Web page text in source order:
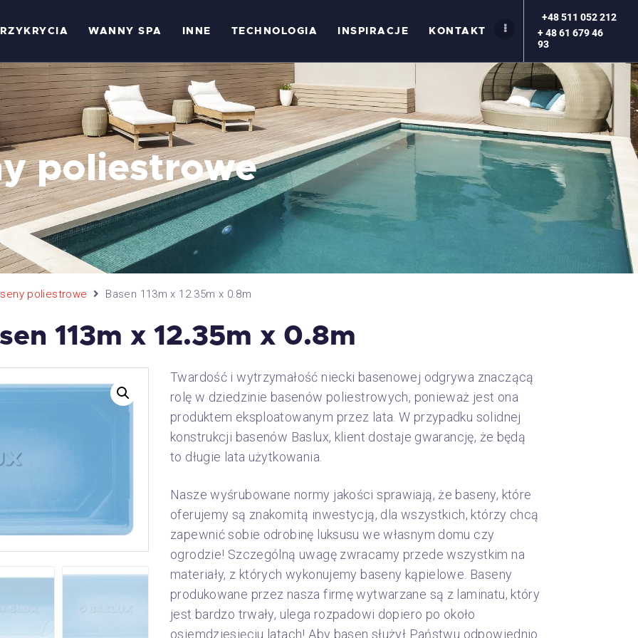
WANNY SPA INNE TECHNOLOGIA INSPIRACJE KONTAKT
+48 511 052 212
+ 48 61 679 46
93
SPA
poliestrowe
poliestrowe Basen 113m x 12.35m x 0.8m
113m x 12.35m x 0.8m
Twardość i wytrzymałość niecki basenowej odgrywa znaczącą
rolę w dziedzinie basenów poliestrowych, ponieważ jest ona
produktem eksploatowanym przez lata. W przypadku solidnej
konstrukcji basenów Baslux, klient dostaje gwarancję, że będą
to długie lata użytkowania.
Nasze wyśrubowane normy jakości sprawiają, że baseny, które
oferujemy są znakomitą inwestycją, dla wszystkich, którzy chcą
zapewnić sobie odrobinę luksusu we własnym domu czy
ogrodzie! Szczególną uwagę zwracamy przede wszystkim na
materiały, z których wykonujemy baseny kąpielowe. Baseny
produkowane przez nasza firmę wytwarzane są z laminatu, który
jest bardzo trwały, ulega rozpadowi dopiero po około
osiemdziesięciu latach! Aby basen służył Państwu odpowiednio